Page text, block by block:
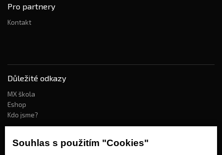
Souhlas s použitím "Cookies"
Pro partnery
Kontakt
Důležité odkazy
MX škola
Eshop
Kdo jsme?
Jak nakupovat?